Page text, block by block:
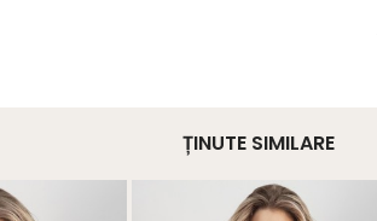
ȚINUTE SIMILARE